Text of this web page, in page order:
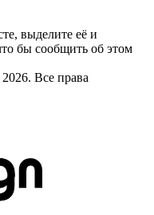
выделите её и
бы сообщить об этом
Все права